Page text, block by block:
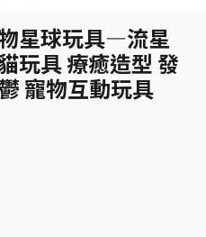
星球玩具—流星
玩具 療癒造型 發
寵物互動玩具